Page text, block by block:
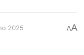
2025 AA